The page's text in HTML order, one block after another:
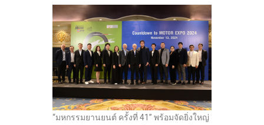
“มหกรรมยานยนต์ ครั้งที่ 41” พร้อมจัดยิ่งใหญ่